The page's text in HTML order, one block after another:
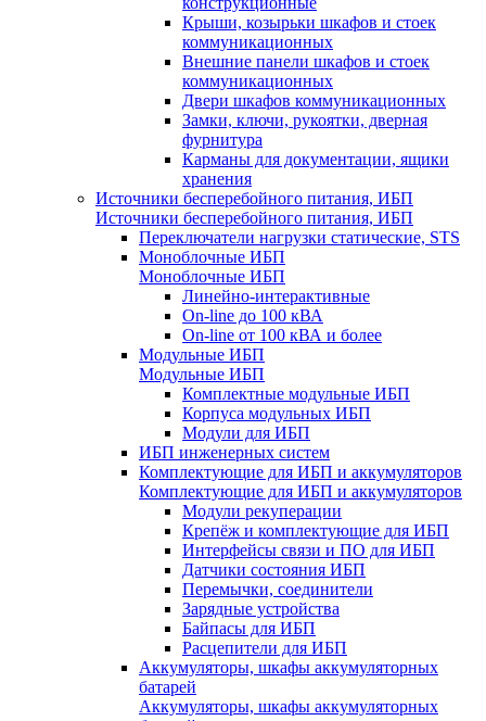
Крыши, козырьки шкафов и стоек
коммуникационных
Внешние панели шкафов и стоек
коммуникационных
Двери шкафов коммуникационных
Замки, ключи, рукоятки, дверная
фурнитура
Карманы для документации, ящики
хранения
Источники бесперебойного питания, ИБП
Источники бесперебойного питания, ИБП
Переключатели нагрузки статические, STS
Моноблочные ИБП
Моноблочные ИБП
Линейно-интерактивные
On-line до 100 кВА
On-line от 100 кВА и более
Модульные ИБП
Модульные ИБП
Комплектные модульные ИБП
Корпуса модульных ИБП
Модули для ИБП
ИБП инженерных систем
Комплектующие для ИБП и аккумуляторов
Комплектующие для ИБП и аккумуляторов
Модули рекуперации
Крепёж и комплектующие для ИБП
Интерфейсы связи и ПО для ИБП
Датчики состояния ИБП
Перемычки, соединители
Зарядные устройства
Байпасы для ИБП
Расцепители для ИБП
Аккумуляторы, шкафы аккумуляторных
батарей
Аккумуляторы, шкафы аккумуляторных